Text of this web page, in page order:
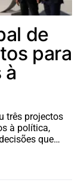
de
para
à
três projectos
à política,
que…